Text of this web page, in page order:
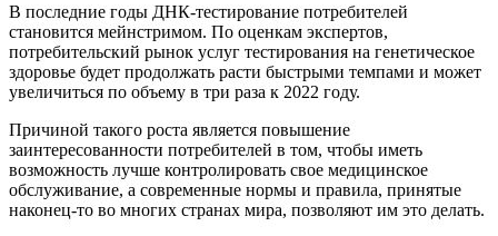
В последние годы ДНК-тестирование потребителей
становится мейнстримом. По оценкам экспертов,
потребительский рынок услуг тестирования на генетическое
здоровье будет продолжать расти быстрыми темпами и может
увеличиться по объему в три раза к 2022 году.
Причиной такого роста является повышение
заинтересованности потребителей в том, чтобы иметь
возможность лучше контролировать свое медицинское
обслуживание, а современные нормы и правила, принятые
наконец-то во многих странах мира, позволяют им это делать.